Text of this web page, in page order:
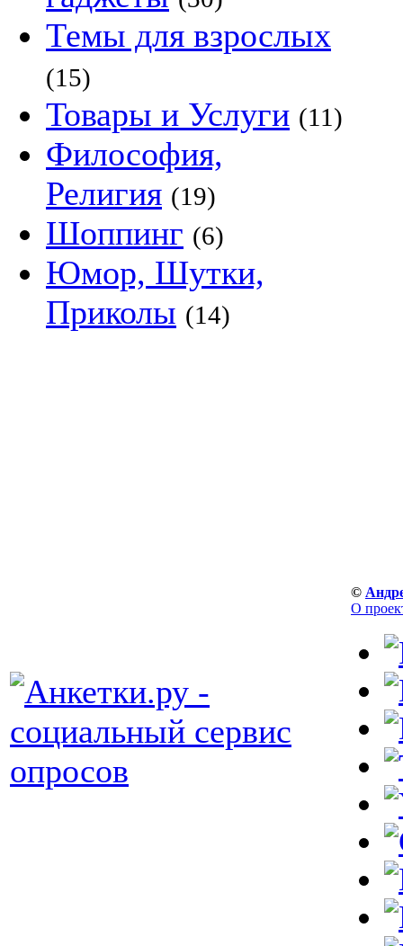
Темы для взрослых
(15)
Товары и Услуги (11)
Философия,
Религия (19)
Шоппинг (6)
Юмор, Шутки,
Приколы (14)
©
О